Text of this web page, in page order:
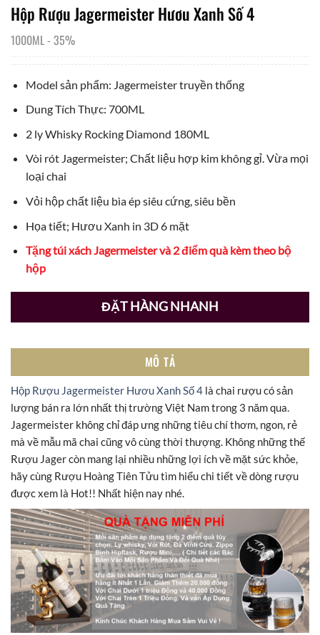
Hộp Rượu Jagermeister Hươu Xanh Số 4
1000ML- 35%
Model sản phẩm: Jagermeister truyền thống
Dung Tích Thực: 700ML
2 ly Whisky Rocking Diamond 180ML
Vòi rót Jagermeister; Chất liệu hợp kim không gỉ. Vừa mọi
loại chai
Vỏi hộp chất liệu bìa ép siêu cứng, siêu bền
Họa tiết; Hươu Xanh in 3D 6 mặt
Tặng túi xách Jagermeister và 2 điểm quà kèm theo bộ
hộp
ĐẶT HÀNG NHANH
MÔ TẢ
Hộp Rượu Jagermeister Hươu Xanh Số 4 là chai rượu có sản
lượng bán ra lớn nhất thị trường Việt Nam trong 3 năm qua.
Jagermeister không chỉ đáp ưng những tiêu chí thơm, ngon, rẻ
mà về mẫu mã chai cũng vô cùng thời thượng. Không những thế
Rượu Jager còn mang lại nhiều những lợi ích về mặt sức khỏe,
hãy cùng Rượu Hoàng Tiên Tửu tìm hiểu chi tiết về dòng rượu
được xem là Hot!! Nhất hiện nay nhé.